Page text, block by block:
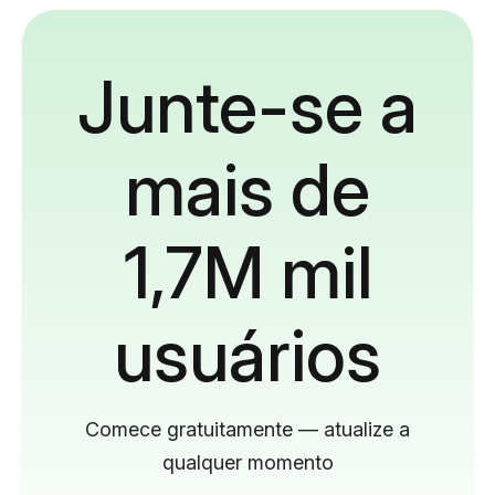
Junte-se a
mais de
1,7M mil
usuários
Comece gratuitamente — atualize a
qualquer momento